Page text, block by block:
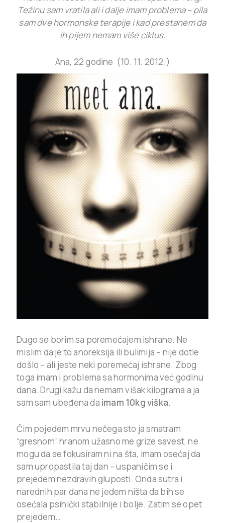
Težinu sam vratila ali i dalje imam problema – pila
sam dve hormonske terapije i kad prestanem da
ih pijem nemam više ciklus.
Ana, 22 godine (10. 11. 2012.)
Dugo se borim sa poremećajem ishrane. Ne
mislim da je to anoreksija ili bulimija – nije dotle
došlo – ali jeste neki poremećaj ishrane. Zbog
toga imam i problema sa hormonima već godinu
dana. Drugi kažu da nemam višak kilograma a ja
sam sam ubeđena da imam 10kg viška.
Čim pojedem mrvu nečega sto ja smatram
“gresnom” hranom užasno me grize savest, ne
mogu da se fokusiram ni na šta, imam osećaj da
sam upropastila taj dan – uspaničim se i
prejedem nezdravih gluposti. Onda sutra i
narednih par dana ne jedem ništa da bih se
osećala psihički stabilnije i bolje. Zatim se opet
prejedem…